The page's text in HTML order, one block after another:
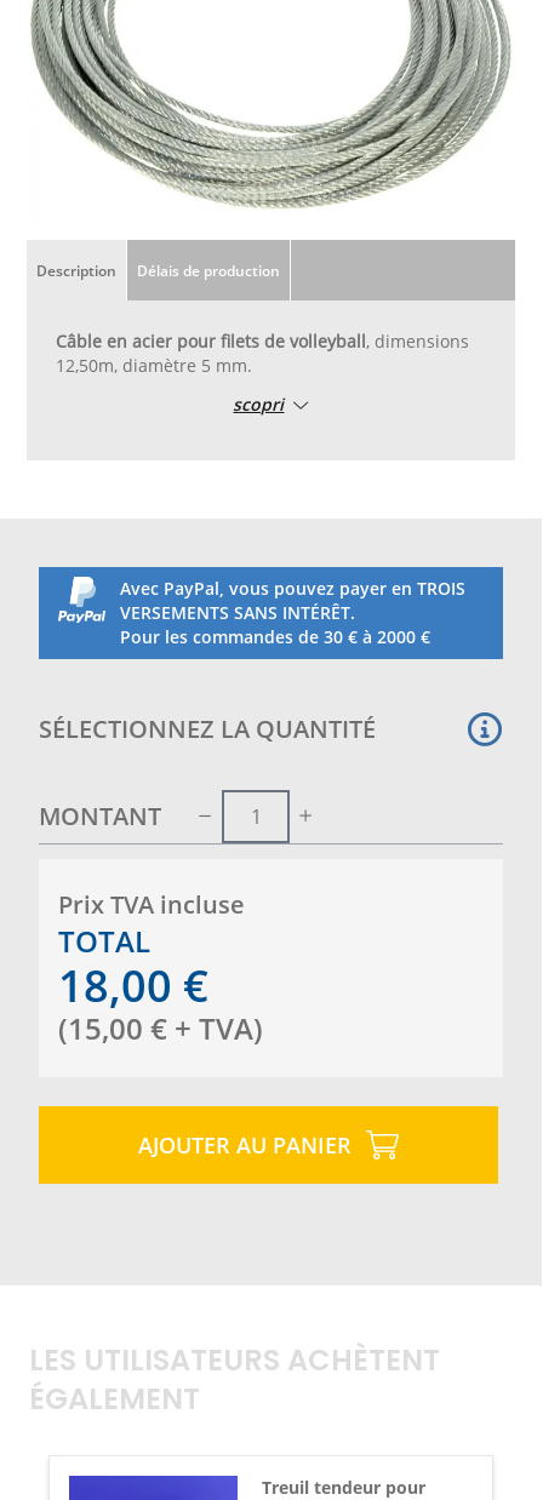
Description Délais de production
Câble en acier pour filets de volleyball, dimensions
12,50m, diamètre 5 mm.
scopri
Avec PayPal, vous pouvez payer en TROIS
VERSEMENTS SANS INTÉRÊT.
Pour les commandes de 30 € à 2000 €
SÉLECTIONNEZ LA QUANTITÉ
MONTANT
Prix ​​TVA incluse
TOTAL
18,00 €
(15,00 € + TVA)
AJOUTER AU PANIER
LES UTILISATEURS ACHÈTENT
ÉGALEMENT
Treuil tendeur pour